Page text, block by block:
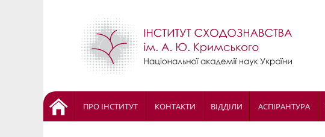
ПРО ІНСТИТУТ КОНТАКТИ ВІДДІЛИ АСПІРАНТУРА